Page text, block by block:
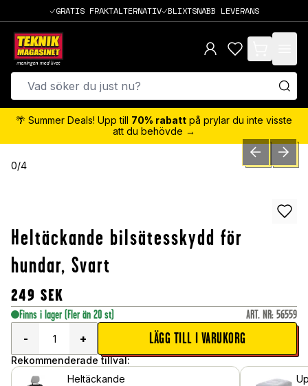
GRATIS FRAKTALTERNATIV BLIXTSNABB LEVERANS
items in cart,
🌴 Summer Deals! Upp till 70% rabatt på prylar du inte visste
att du behövde →
0/4 PREVIOUSNEXT
Heltäckande bilsätesskydd för
hundar, Svart
249 SEK
Finns i lager (Fler än 20 st) ART. NR: 56559
-
+ LÄGG TILL I VARUKORG
Rekommenderade tillval:
Heltäckande